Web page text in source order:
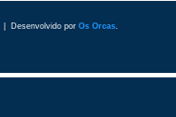
Desenvolvido por Os Orcas.